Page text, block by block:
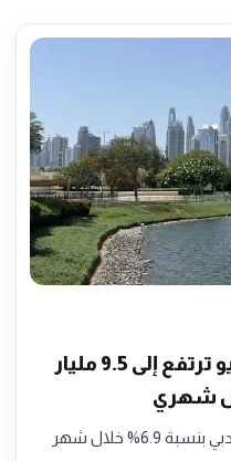
مبيعات عقارات دبي في يوليو ترتفع إلى 9.5 مليار
ارتفعت قيمة مبيعات العقارات في دبي بنسبة 6.9% خلال شهر